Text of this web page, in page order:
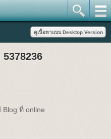
Blog ที่ online